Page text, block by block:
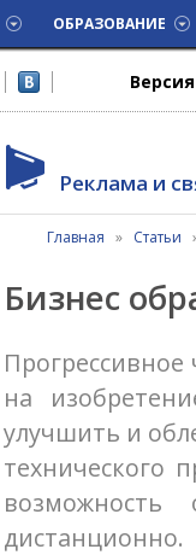
Реклама и
ОБРАЗОВАНИЕ
Главная » Статьи
Бизнес
Прогрессивное
на
улучшить и
технического
возможность